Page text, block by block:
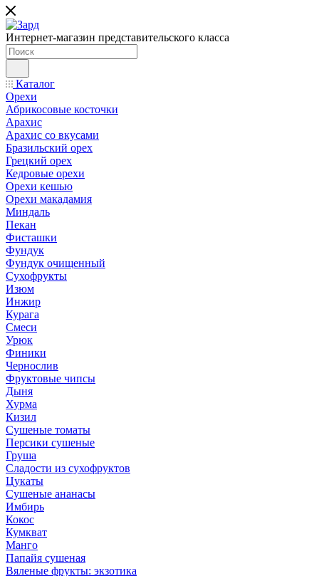
Интернет-магазин представительского класса
Каталог
Орехи
Абрикосовые косточки
Арахис
Арахис со вкусами
Бразильский орех
Грецкий орех
Кедровые орехи
Орехи кешью
Орехи макадамия
Миндаль
Пекан
Фисташки
Фундук
Фундук очищенный
Сухофрукты
Изюм
Инжир
Курага
Смеси
Урюк
Финики
Чернослив
Фруктовые чипсы
Дыня
Хурма
Кизил
Сушеные томаты
Персики сушеные
Груша
Сладости из сухофруктов
Цукаты
Cушеные ананасы
Имбирь
Кокос
Кумкват
Манго
Папайя сушеная
Вяленые фрукты: экзотика